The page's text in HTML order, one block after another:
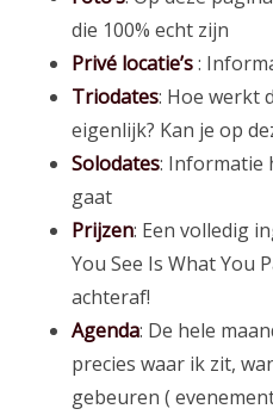
die 100% echt zijn
Privé locatie’s:
Triodates: Hoe werkt
eigenlijk? Kan je op
Solodates: Informatie
gaat
Prijzen: Een volledig
You See Is What You
achteraf!
Agenda: De hele
precies waar ik zit,
gebeuren (